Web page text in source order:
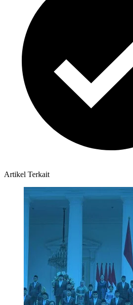
Artikel Terkait